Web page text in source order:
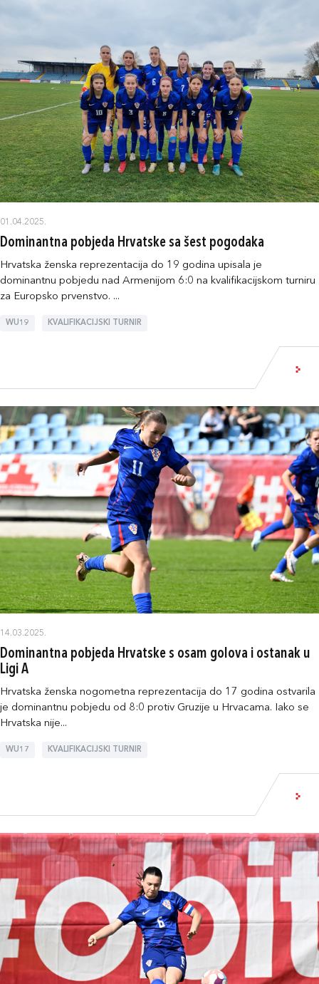
01.04.2025.
Dominantna pobjeda Hrvatske sa šest pogodaka
Hrvatska ženska reprezentacija do 19 godina upisala je
dominantnu pobjedu nad Armenijom 6:0 na kvalifikacijskom turniru
za Europsko prvenstvo. ...
WU19 KVALIFIKACIJSKI TURNIR
14.03.2025.
Dominantna pobjeda Hrvatske s osam golova i ostanak u
Ligi A
Hrvatska ženska nogometna reprezentacija do 17 godina ostvarila
je dominantnu pobjedu od 8:0 protiv Gruzije u Hrvacama. Iako se
Hrvatska nije...
WU17 KVALIFIKACIJSKI TURNIR